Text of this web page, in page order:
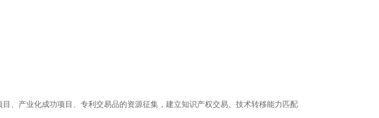
、产业化成功项目、专利交易品的资源征集，建立知识产权交易、技术转移能力匹配